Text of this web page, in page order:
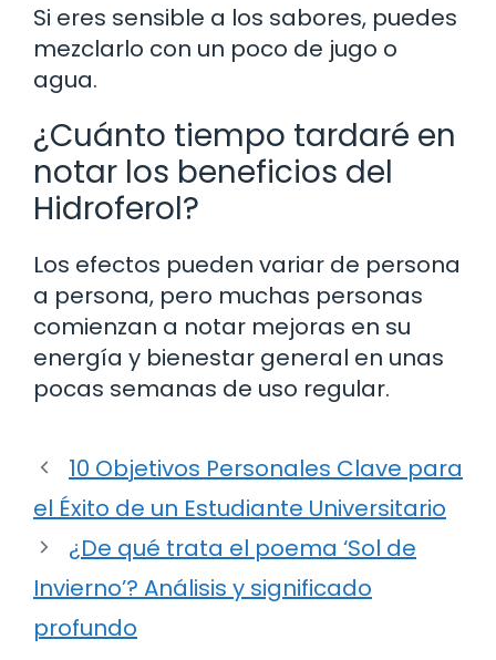
Si eres sensible a los sabores, puedes
mezclarlo con un poco de jugo o
agua.
¿Cuánto tiempo tardaré en
notar los beneficios del
Hidroferol?
Los efectos pueden variar de persona
a persona, pero muchas personas
comienzan a notar mejoras en su
energía y bienestar general en unas
pocas semanas de uso regular.
10 Objetivos Personales Clave para
el Éxito de un Estudiante Universitario
¿De qué trata el poema ‘Sol de
Invierno’? Análisis y significado
profundo